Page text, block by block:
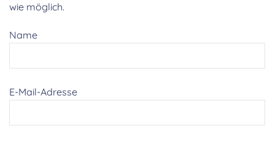
wie möglich.
Name
E-Mail-Adresse